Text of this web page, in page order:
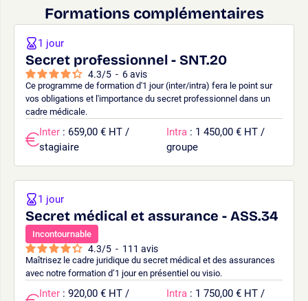
Formations complémentaires
Secret professionnel - SNT.20
4.3/5 - 6avis
Ce programme de formation d'1 jour (inter/intra) fera le point sur
vos obligations et l'importance du secret professionnel dans un
cadre médicale.
1 jour
Inter : 659,00 € HT /
stagiaire
Intra : 1 450,00 € HT /
groupe
Secret médical et assurance - ASS.34
Incontournable
4.3/5 - 111 avis
Maîtrisez le cadre juridique du secret médical et des assurances
avec notre formation d’1 jour en présentiel ou visio.
1 jour
Inter : 920,00 € HT /
Intra : 1 750,00 € HT /